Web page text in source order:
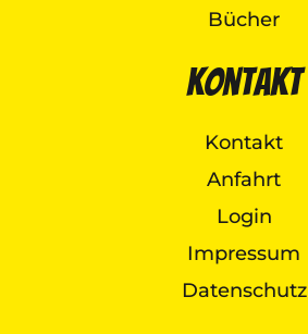
Bücher
Kontakt
Kontakt
Anfahrt
Login
Impressum
Datenschutz